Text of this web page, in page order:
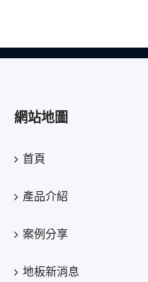
網站地圖
首頁
產品介紹
案例分享
地板新消息